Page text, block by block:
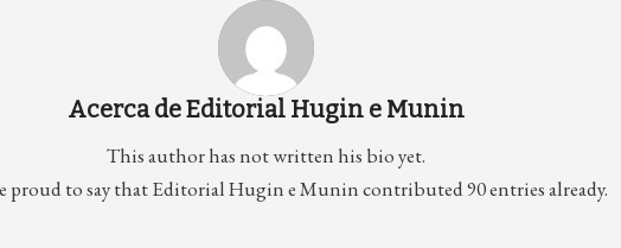
Acerca deEditorial Hugin e Munin
This author has not written his bio yet.
proud to say thatEditorial Hugin e Munincontributed 90 entries already.